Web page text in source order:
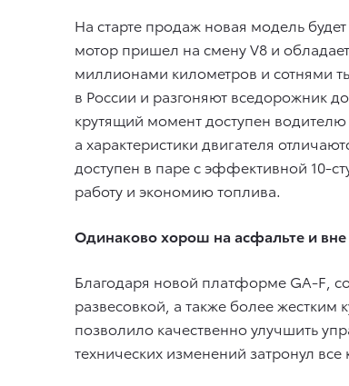
На старте продаж новая модель
мотор пришел на смену V8 и
миллионами километров и сотнями
в России и разгоняют вседорожник
крутящий момент доступен водителю
а характеристики двигателя
доступен в паре с эффективной 10-
работу и экономию топлива.
Одинаково хорош на асфальте и
Благодаря новой платформе GA-F,
развесовкой, а также более
позволило качественно улучшить
технических изменений затронул